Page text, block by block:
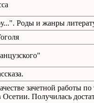
Роды и жанры
зачетной работы
Получилась